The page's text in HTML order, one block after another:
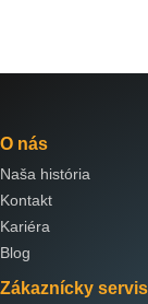
O nás
Naša história
Kontakt
Kariéra
Blog
Zákaznícky servis